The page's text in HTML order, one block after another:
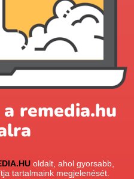
remedia.hu
oldalt, ahol gyorsabb,
tartalmaink megjelenését.